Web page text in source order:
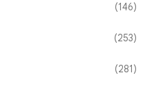
(146)
(253)
(281)